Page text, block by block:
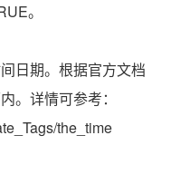
。
日期。根据官方文档
。详情可参考：
the_time